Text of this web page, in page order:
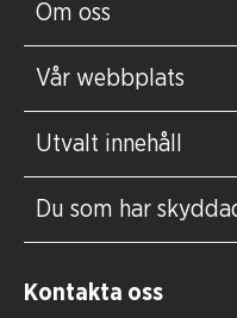
Om oss
Vår webbplats
Utvalt innehåll
Du som har
Kontakta oss